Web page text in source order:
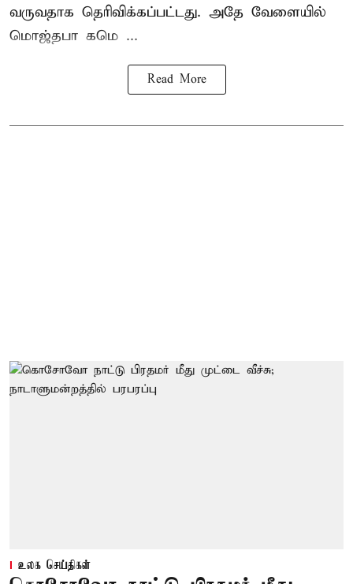
வருவதாக தெரிவிக்கப்பட்டது. அதே வேளையில்
மொஜ்தபா கமெ ...
Read More
உலக செய்திகள்